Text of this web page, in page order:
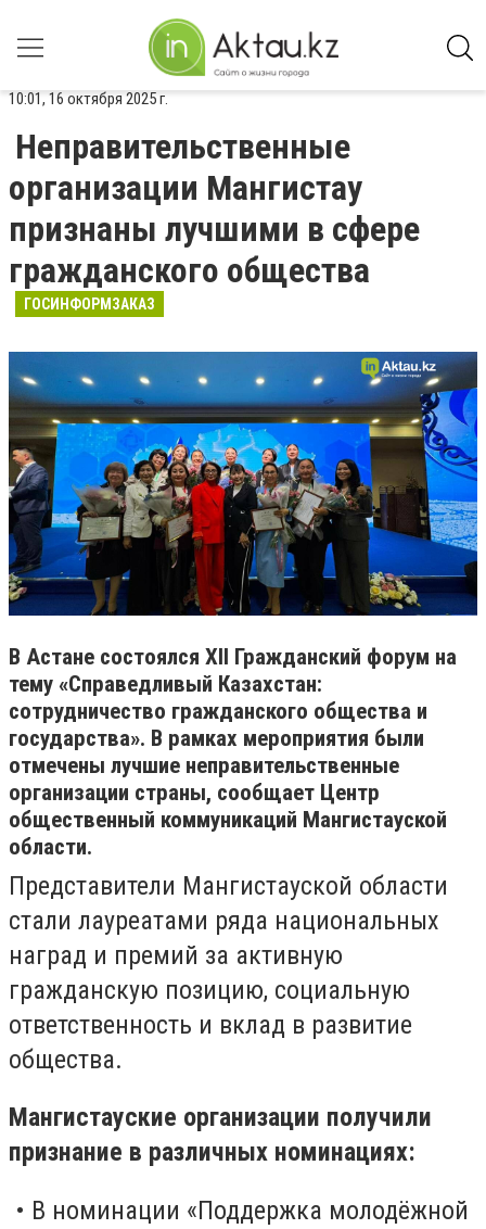
10:01, 16 октября 2025 г.
Неправительственные
организации Мангистау
признаны лучшими в сфере
гражданского общества
ГОСИНФОРМЗАКАЗ
В Астане состоялся XII Гражданский форум на
тему «Справедливый Казахстан:
сотрудничество гражданского общества и
государства». В рамках мероприятия были
отмечены лучшие неправительственные
организации страны, сообщает Центр
общественный коммуникаций Мангистауской
области.
Представители Мангистауской области
стали лауреатами ряда национальных
наград и премий за активную
гражданскую позицию, социальную
ответственность и вклад в развитие
общества.
Мангистауские организации получили
признание в различных номинациях:
• В номинации «Поддержка молодёжной